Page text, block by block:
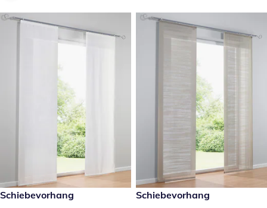
19,99 €
Schiebevorhang 29,99 €
Schiebevorhang